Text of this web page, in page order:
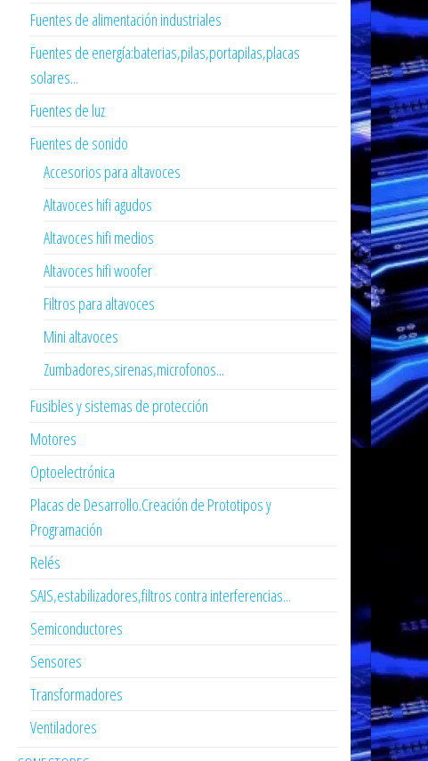
Fuentes de alimentación industriales
Fuentes de energía:baterias,pilas,portapilas,placas
solares...
Fuentes de luz
Fuentes de sonido
Accesorios para altavoces
Altavoces hifi agudos
Altavoces hifi medios
Altavoces hifi woofer
Filtros para altavoces
Mini altavoces
Zumbadores,sirenas,microfonos...
Fusibles y sistemas de protección
Motores
Optoelectrónica
Placas de Desarrollo.Creación de Prototipos y
Programación
Relés
SAIS,estabilizadores,filtros contra interferencias...
Semiconductores
Sensores
Transformadores
Ventiladores